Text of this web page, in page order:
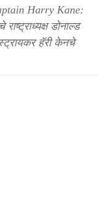
Harry Kane:
डोनाल्ड
हॅरी केनचे